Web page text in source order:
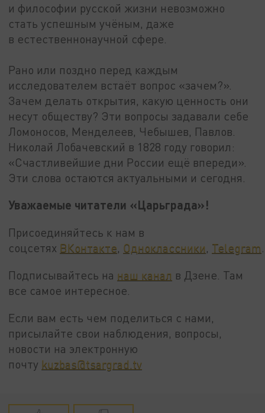
и философии русской жизни невозможно
стать успешным учёным, даже
в естественнонаучной сфере.
Рано или поздно перед каждым
исследователем встаёт вопрос «зачем?».
Зачем делать открытия, какую ценность они
несут обществу? Эти вопросы задавали себе
Ломоносов, Менделеев, Чебышев, Павлов.
Николай Лобачевский в 1828 году говорил:
«Счастливейшие дни России ещё впереди».
Эти слова остаются актуальными и сегодня.
Уважаемые читатели «Царьграда»!
Присоединяйтесь к нам в
соцсетях ВКонтакте, Одноклассники, Telegram
Подписывайтесь на наш канал в Дзене. Там
все самое интересное.
Если вам есть чем поделиться с нами,
присылайте свои наблюдения, вопросы,
новости на электронную
почту kuzbas@tsargrad.tv